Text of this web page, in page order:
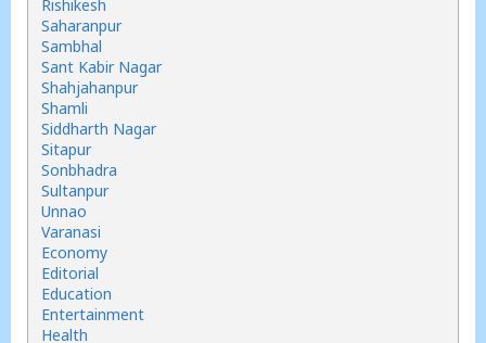
Rishikesh
Saharanpur
Sambhal
Sant Kabir Nagar
Shahjahanpur
Shamli
Siddharth Nagar
Sitapur
Sonbhadra
Sultanpur
Unnao
Varanasi
Economy
Editorial
Education
Entertainment
Health